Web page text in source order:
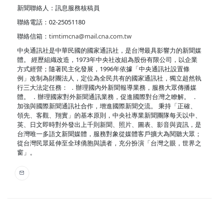
新聞聯絡人：訊息服務核稿員
聯絡電話：02-25051180
聯絡信箱： timtimcna@mail.cna.com.tw
中央通訊社是中華民國的國家通訊社，是台灣最具影響力的新聞媒
體。 經歷組織改造，1973年中央社改組為股份有限公司，以企業
方式經營；隨著民主化發展，1996年依據「中央通訊社設置條
例」改制為財團法人，定位為全民共有的國家通訊社，獨立超然執
行三大法定任務： ．辦理國內外新聞報導業務，服務大眾傳播媒
體。 ．辦理國家對外新聞通訊業務，促進國際對台灣之瞭解。 ．
加強與國際新聞通訊社合作，增進國際新聞交流。 秉持「正確、
領先、客觀、翔實」的基本原則，中央社專業新聞團隊每天以中、
英、日文即時對外發出上千則新聞、照片、圖表、影音與資訊，是
台灣唯一多語文新聞媒體，服務對象從媒體客戶擴大為閱聽大眾；
從台灣民眾延伸至全球僑胞與讀者，充分扮演「台灣之眼，世界之
窗」。